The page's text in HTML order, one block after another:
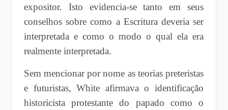
expositor. Isto evidencia-se tanto em seus
conselhos sobre como a Escritura deveria ser
interpretada e como o modo o qual ela era
realmente interpretada.
Sem mencionar por nome as teorias preteristas
e futuristas, White afirmava o identificação
historicista protestante do papado como o